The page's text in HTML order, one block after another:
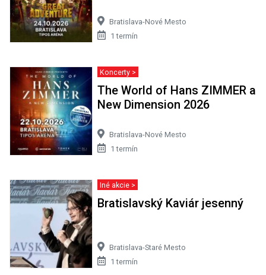
Bratislava-Nové Mesto
1 termín
Koncerty >
The World of Hans ZIMMER a
New Dimension 2026
Bratislava-Nové Mesto
1 termín
Iné akcie >
Bratislavský Kaviár jesenný
Bratislava-Staré Mesto
1 termín